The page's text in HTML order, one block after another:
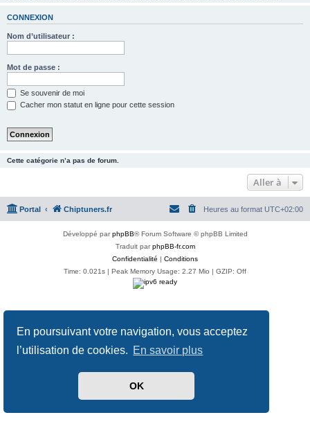
En poursuivant votre navigation, vous acceptez
l’utilisation de cookies. En savoir plus
OK
CONNEXION
Nom d’utilisateur :
Mot de passe :
Se souvenir de moi
Cacher mon statut en ligne pour cette session
Cette catégorie n’a pas de forum.
Aller à
Portal Chiptuners.fr Heures au format UTC+02:00
Développé parphpBB® Forum Software © phpBB Limited
Traduit parphpBB-fr.com
Confidentialité | Conditions
Time: 0.021s | Peak Memory Usage: 2.27 Mio | GZIP: Off